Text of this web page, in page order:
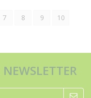
7 8 9
10
NEWSLETTER